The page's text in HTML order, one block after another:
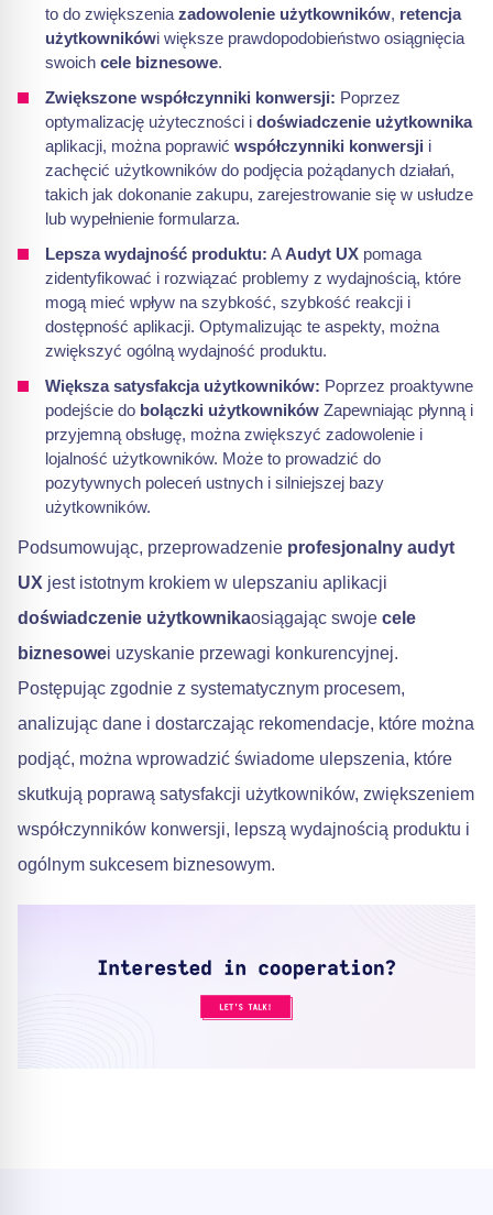
to do zwiększenia zadowolenie użytkowników, retencja
użytkownikówi większe prawdopodobieństwo osiągnięcia
swoich cele biznesowe.
Zwiększone współczynniki konwersji: Poprzez
optymalizację użyteczności i doświadczenie użytkownika
aplikacji, można poprawić współczynniki konwersji i
zachęcić użytkowników do podjęcia pożądanych działań,
takich jak dokonanie zakupu, zarejestrowanie się w usłudze
lub wypełnienie formularza.
Lepsza wydajność produktu: A Audyt UX pomaga
zidentyfikować i rozwiązać problemy z wydajnością, które
mogą mieć wpływ na szybkość, szybkość reakcji i
dostępność aplikacji. Optymalizując te aspekty, można
zwiększyć ogólną wydajność produktu.
Większa satysfakcja użytkowników: Poprzez proaktywne
podejście do bolączki użytkowników Zapewniając płynną i
przyjemną obsługę, można zwiększyć zadowolenie i
lojalność użytkowników. Może to prowadzić do
pozytywnych poleceń ustnych i silniejszej bazy
użytkowników.
Podsumowując, przeprowadzenie profesjonalny audyt
UX jest istotnym krokiem w ulepszaniu aplikacji
doświadczenie użytkownikaosiągając swoje cele
biznesowei uzyskanie przewagi konkurencyjnej.
Postępując zgodnie z systematycznym procesem,
analizując dane i dostarczając rekomendacje, które można
podjąć, można wprowadzić świadome ulepszenia, które
skutkują poprawą satysfakcji użytkowników, zwiększeniem
współczynników konwersji, lepszą wydajnością produktu i
ogólnym sukcesem biznesowym.